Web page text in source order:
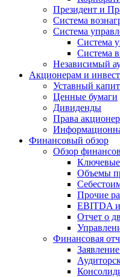
Президент и
Система
Система
Система
Система
Независимый
Акционерам и
Уставный
Ценные бумаги
Дивиденды
Права
Финансовый обзор
Обзор
Ключевые
Объемы
Прочие
EBITDA
Отчет о
Финансовая